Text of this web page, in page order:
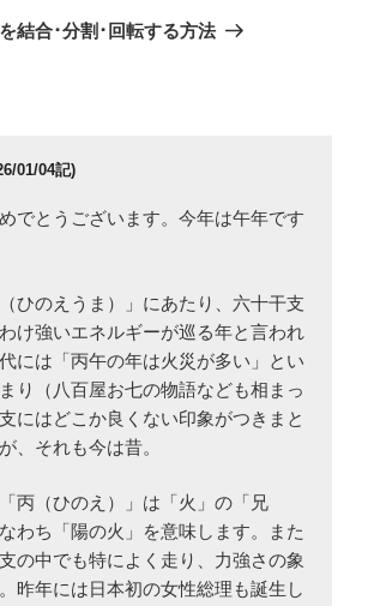
結合･分割･回転する方法
01/04記)
でとうございます。今年は午年です
ひのえうま）」にあたり、六十干支
け強いエネルギーが巡る年と言われ
には「丙午の年は火災が多い」とい
り（八百屋お七の物語なども相まっ
にはどこか良くない印象がつきまと
、それも今は昔。
丙（ひのえ）」は「火」の「兄
なわち「陽の火」を意味します。また
支の中でも特によく走り、力強さの象
昨年には日本初の女性総理も誕生し